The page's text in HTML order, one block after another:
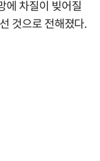
에 차질이 빚어질
것으로 전해졌다.